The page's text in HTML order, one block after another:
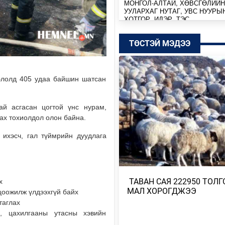
405 удаа байшин шатсан
асгасан цогтой үнс нурам,
тохиолдол олон байна.
гал түймрийн дуудлага
үлдээхгүй байх
цахилгааны утасны хэвийн
МОНГОЛ-АЛТАЙ, ХӨВСГӨЛИЙН
УУЛАРХАГ НУТАГ, УВС
ХОТГОР, ИДЭР, ТЭС,…
7 цагийн өмнө
МОНГОЛ-АЛТАЙ, ХӨВСГӨЛИЙН
УУЛАРХАГ НУТАГ, ДОРНОД-
ДАРЬГАНГЫН ТАЛ НУТГААР…
Өчигдөр
УИХ-ЫН ДАРГА С.БЯМБАЦОГТ
АЗИЙН ЭРЭГТЭЙЧҮҮДИЙН
ВОЛЕЙБОЛЫН АВАРГА Ш…
Өчигдөр
МОНГОЛ УЛС COP17-Д ТАЛ
ТӨЛӨВЛӨГӨӨГӨӨ
Өчигдөр
ТӨСТЭЙ МЭДЭЭ
ТАВАН САЯ 222950
МАЛ ХОРОГДЖЭЭ